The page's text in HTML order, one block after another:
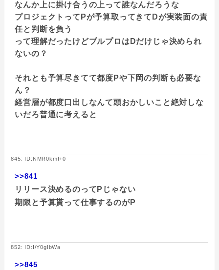
なんか上に掛け合うの上って誰なんだろうな
プロジェクトってPが予算取ってきてDが実装面の責
任と判断を負う
って理解だったけどブルプロはDだけじゃ決められ
ないの？
それとも予算尽きてて都度Pや下岡の判断も必要な
ん？
経営層が都度口出しなんて頭おかしいこと絶対しな
いだろ普通に考えると
845: ID:NMR0kmf+0
>>841
リリース決めるのってPじゃない
期限と予算貰って仕事するのがP
852: ID:I/Y0gIbWa
>>845